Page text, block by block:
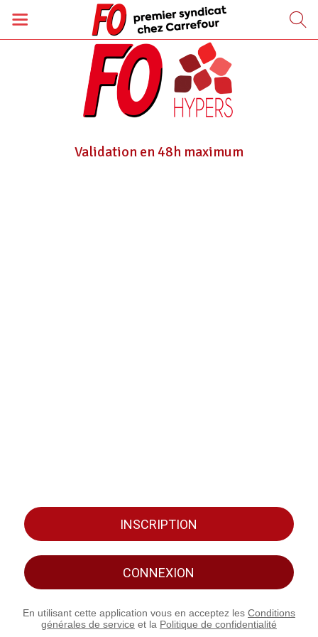
Validation en 48h maximum
INSCRIPTION
CONNEXION
En utilisant cette application vous en acceptez les Conditions
générales de service et la Politique de confidentialité